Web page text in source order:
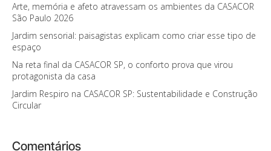
Arte, memória e afeto atravessam os ambientes da CASACOR
São Paulo 2026
Jardim sensorial: paisagistas explicam como criar esse tipo de
espaço
Na reta final da CASACOR SP, o conforto prova que virou
protagonista da casa
Jardim Respiro na CASACOR SP: Sustentabilidade e Construção
Circular
Comentários